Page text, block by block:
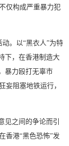
仅构成严重暴力犯
。以“黑衣人”为特
下，在香港制造大
暴力殴打无辜市
妄阻塞地铁运行，
见之间的争论而引
香港“黑色恐怖”发